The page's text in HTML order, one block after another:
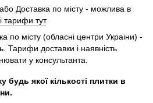
Доставка по місту - можлива в
тарифи тут
по місту (обласні центри Украіни) -
Тарифи доставки і наявність
у консультанта.
якої кількості плитки в